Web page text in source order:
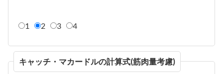
1 2 3 4
キャッチ・マカードルの計算式(筋肉量考慮)